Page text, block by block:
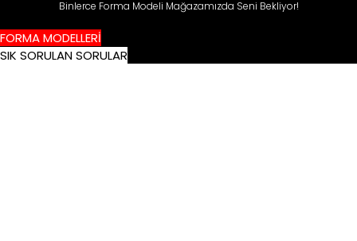
Binlerce Forma Modeli Mağazamızda Seni Bekliyor!
FORMA MODELLERİ
SIK SORULAN SORULAR